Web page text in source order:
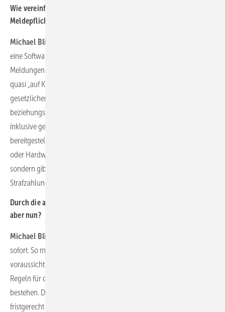
Wie vereinfacht node.energy diese wiederkehrenden
Meldepflichten?
Michael Blichmann:
eine Software entwickelt, die es Betreibern ermöglicht, die nötigen
Meldungen an Hauptzollämter und Übertragungsnetzbetreiber
quasi „auf Knopfdruck“ automatisch zu erfüllen. Dabei werden alle
gesetzlichen Vorgaben für jeden Windpark individuell geprüft
beziehungsweise berücksichtigt und die nötigen Formulare –
inklusive gesetzlich geforderter Dokumentation – fertig ausgefüllt
bereitgestellt. Und das alles ohne den Einbau zusätzlicher Zähler
oder Hardware. Das spart nicht nur enorm viel Zeit für Betreiber,
sondern gibt auch die nötige Rechtssicherheit, um zum Beispiel
Strafzahlungen zu verhindern.
Durch die aktuelle EEG-Reform erübrigen sich diese Aufwände
aber nun?
Michael Blichmann:
sofort. So müssen zum Beispiel für die EEG-Umlage noch bis
voraussichtlich 2023 die Meldungen weiterhin erfolgen. Und die
Regeln für die Stromsteuermeldung bleiben wohl gänzlich
bestehen. Das heißt, hier müssen auch in Zukunft alle Meldungen
fristgerecht gemäß den komplexen Vorgaben erfolgen. Die